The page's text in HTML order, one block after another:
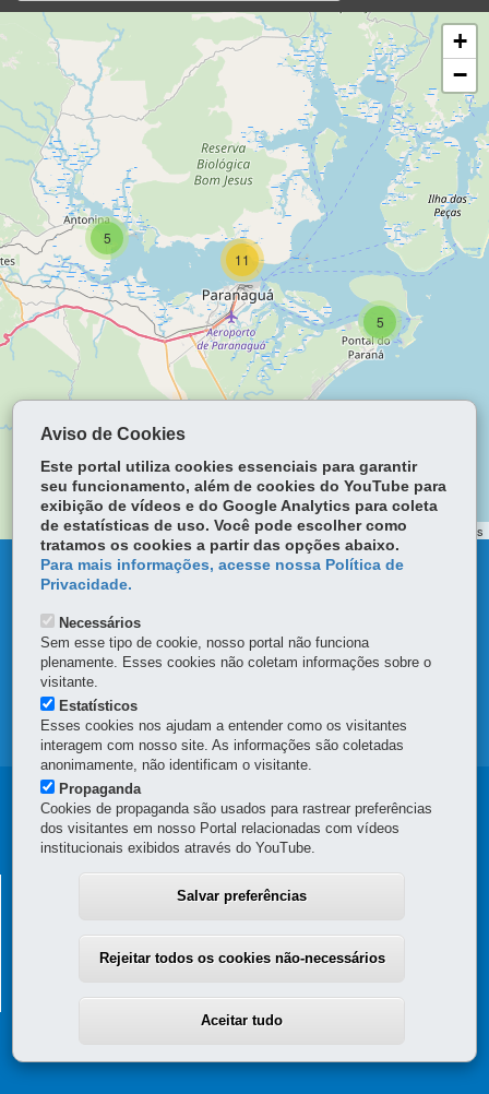
5
11
5
+
−
Leaflet | ©OpenStreetMapcontributors | ©OpenStreetMap contributors
MAPA DO SITE
DENUNCIE CORRUPÇÃO
OUVIDORIA
Navegação
principal
Meio
Ambiente
ADMINISTRAÇÃO DOS PORTOS DE PARANAGUÁ E
ANTONINA
Paranaguá-PR-41 3420-1143 MAPA
1303
MAPA
Aviso de Cookies
Este portal utiliza cookies essenciais para garantir
seu funcionamento, além de cookies do YouTube para
exibição de vídeos e do Google Analytics para coleta
de estatísticas de uso. Você pode escolher como
tratamos os cookies a partir das opções abaixo.
Para mais informações, acesse nossa Política de
Privacidade.
Necessários
Sem esse tipo de cookie, nosso portal não funciona
plenamente. Esses cookies não coletam informações sobre o
visitante.
Estatísticos
Esses cookies nos ajudam a entender como os visitantes
interagem com nosso site. As informações são coletadas
anonimamente, não identificam o visitante.
Propaganda
Cookies de propaganda são usados para rastrear preferências
dos visitantes em nosso Portal relacionadas com vídeos
institucionais exibidos através do YouTube.
Salvar preferências
Rejeitar todos os cookies não-necessários
Aceitar tudo